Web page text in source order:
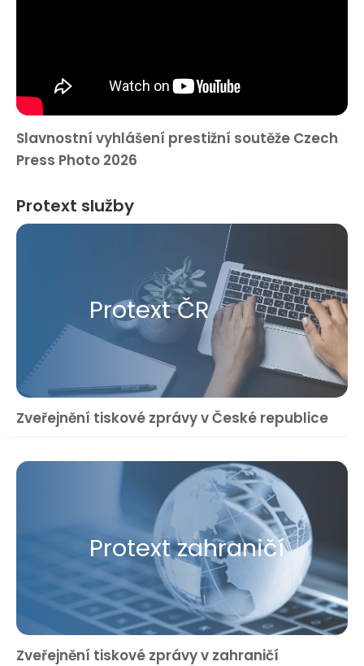
Slavnostní vyhlášení prestižní soutěže Czech
Press Photo 2026
Protext služby
Protext ČR
Zveřejnění tiskové zprávy v České republice
Protext zahraničí
Zveřejnění tiskové zprávy v zahraničí